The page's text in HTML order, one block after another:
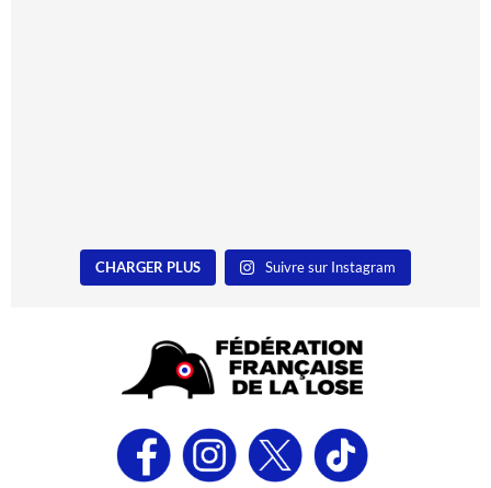
CHARGER PLUS Suivre sur Instagram